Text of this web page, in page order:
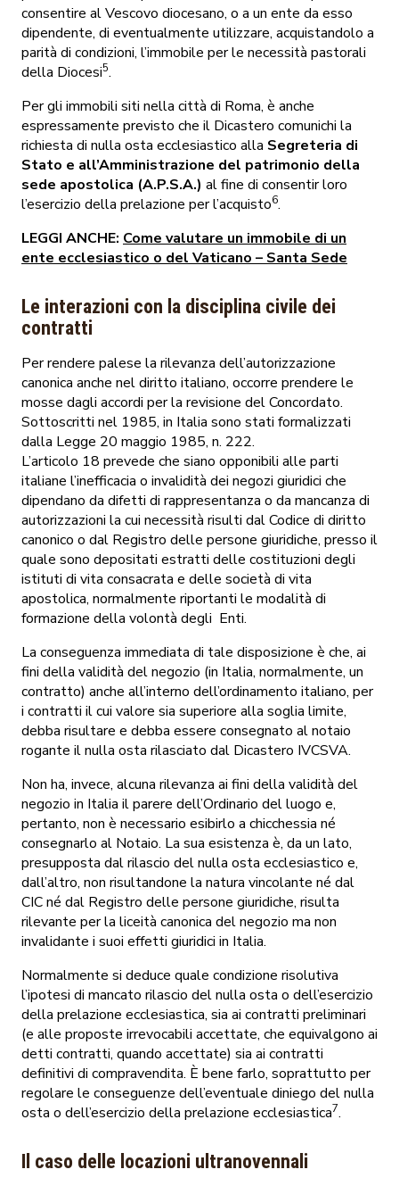
consentire al Vescovo diocesano, o a un ente da esso
dipendente, di eventualmente utilizzare, acquistandolo a
parità di condizioni, l’immobile per le necessità pastorali
della Diocesi5.
Per gli immobili siti nella città di Roma, è anche
espressamente previsto che il Dicastero comunichi la
richiesta di nulla osta ecclesiastico alla Segreteria di
Stato e all’Amministrazione del patrimonio della
sede apostolica (A.P.S.A.) al fine di consentir loro
l’esercizio della prelazione per l’acquisto6.
LEGGI ANCHE: Come valutare un immobile di un
ente ecclesiastico o del Vaticano – Santa Sede
Le interazioni con la disciplina civile dei
contratti
Per rendere palese la rilevanza dell’autorizzazione
canonica anche nel diritto italiano, occorre prendere le
mosse dagli accordi per la revisione del Concordato.
Sottoscritti nel 1985, in Italia sono stati formalizzati
dalla Legge 20 maggio 1985, n. 222.
L’articolo 18 prevede che siano opponibili alle parti
italiane l’inefficacia o invalidità dei negozi giuridici che
dipendano da difetti di rappresentanza o da mancanza di
autorizzazioni la cui necessità risulti dal Codice di diritto
canonico o dal Registro delle persone giuridiche, presso il
quale sono depositati estratti delle costituzioni degli
istituti di vita consacrata e delle società di vita
apostolica, normalmente riportanti le modalità di
formazione della volontà degli Enti.
La conseguenza immediata di tale disposizione è che, ai
fini della validità del negozio (in Italia, normalmente, un
contratto) anche all’interno dell’ordinamento italiano, per
i contratti il cui valore sia superiore alla soglia limite,
debba risultare e debba essere consegnato al notaio
rogante il nulla osta rilasciato dal Dicastero IVCSVA.
Non ha, invece, alcuna rilevanza ai fini della validità del
negozio in Italia il parere dell’Ordinario del luogo e,
pertanto, non è necessario esibirlo a chicchessia né
consegnarlo al Notaio. La sua esistenza è, da un lato,
presupposta dal rilascio del nulla osta ecclesiastico e,
dall’altro, non risultandone la natura vincolante né dal
CIC né dal Registro delle persone giuridiche, risulta
rilevante per la liceità canonica del negozio ma non
invalidante i suoi effetti giuridici in Italia.
Normalmente si deduce quale condizione risolutiva
l’ipotesi di mancato rilascio del nulla osta o dell’esercizio
della prelazione ecclesiastica, sia ai contratti preliminari
(e alle proposte irrevocabili accettate, che equivalgono ai
detti contratti, quando accettate) sia ai contratti
definitivi di compravendita. È bene farlo, soprattutto per
regolare le conseguenze dell’eventuale diniego del nulla
osta o dell’esercizio della prelazione ecclesiastica7.
Il caso delle locazioni ultranovennali